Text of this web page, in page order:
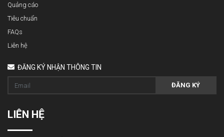
Quảng cáo
Tiêu chuẩn
FAQs
Liên hệ
ĐĂNG KÝ NHẬN THÔNG TIN
ĐĂNG KÝ
LIÊN HỆ